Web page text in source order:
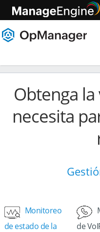
Obtenga
necesita
Monitoreo
de estado de la
de